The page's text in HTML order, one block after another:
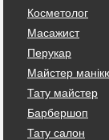
Косметолог
Масажист
Перукар
Майстер
Тату майстер
Барбершоп
Тату салон